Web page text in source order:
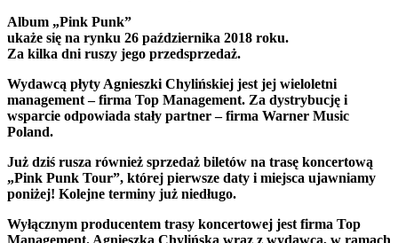
Album „Pink Punk”
ukaże się na rynku 26 października 2018 roku.
Za kilka dni ruszy jego przedsprzedaż.
Wydawcą płyty Agnieszki Chylińskiej jest jej wieloletni
management – firma Top Management. Za dystrybucję i
wsparcie odpowiada stały partner – firma Warner Music
Poland.
Już dziś rusza również sprzedaż biletów na trasę koncertową
„Pink Punk Tour”, której pierwsze daty i miejsca ujawniamy
poniżej! Kolejne terminy już niedługo.
Wyłącznym producentem trasy koncertowej jest firma Top
Management. Agnieszka Chylińska wraz z wydawcą, w ramach